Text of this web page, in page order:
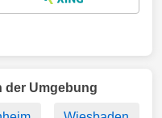
der Umgebung